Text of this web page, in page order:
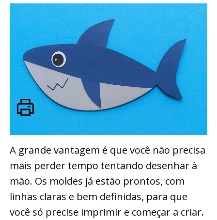
A grande vantagem é que você não precisa
mais perder tempo tentando desenhar à
mão. Os moldes já estão prontos, com
linhas claras e bem definidas, para que
você só precise imprimir e começar a criar.